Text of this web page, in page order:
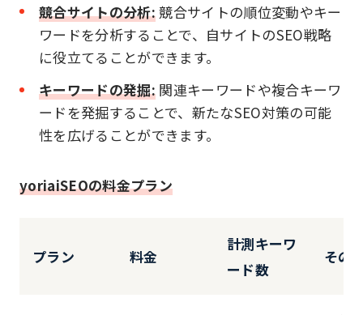
競合サイトの分析:競合サイトの順位変動やキー
ワードを分析することで、自サイトのSEO戦略
に役立てることができます。
キーワードの発掘: 関連キーワードや複合キーワ
ードを発掘することで、新たなSEO対策の可能
性を広げることができます。
yoriaiSEOの料金プラン
プラン 料金
計測キーワ
ード数
その